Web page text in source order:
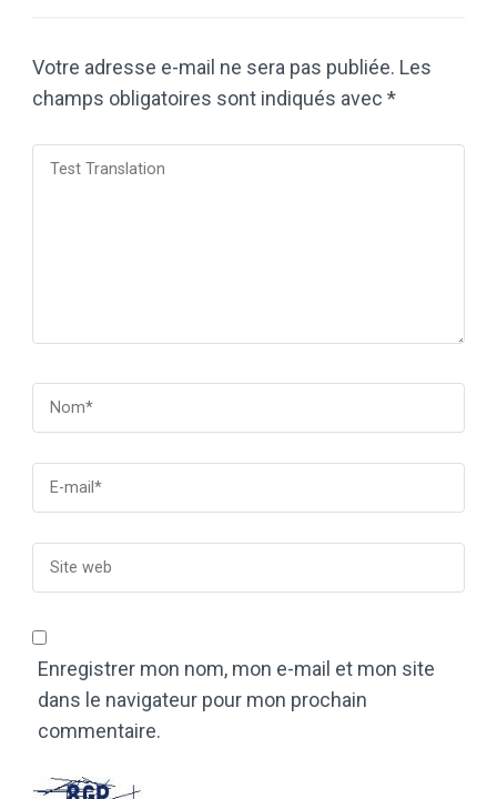
Votre adresse e-mail ne sera pas publiée. Les
champs obligatoires sont indiqués avec *
Enregistrer mon nom, mon e-mail et mon site
dans le navigateur pour mon prochain
commentaire.